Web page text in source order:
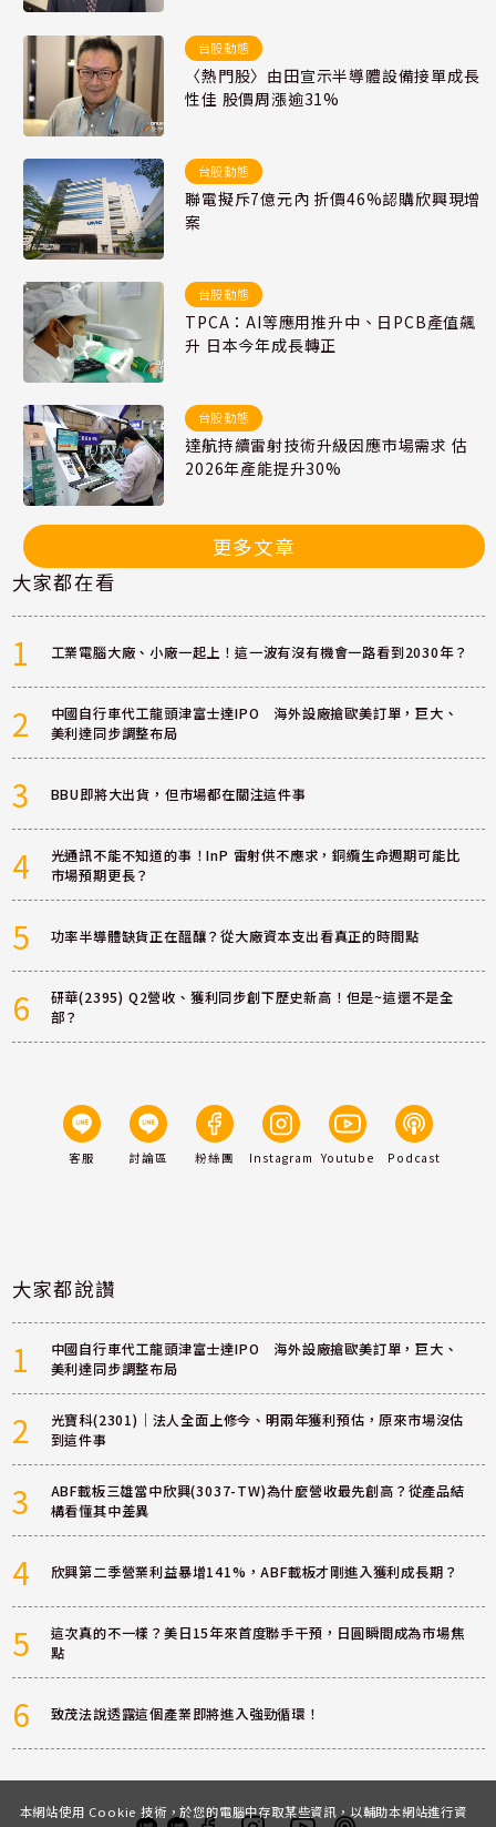
台股動態
〈熱門股〉由田宣示半導體設備接單成長
性佳 股價周漲逾31%
台股動態
聯電擬斥7億元內 折價46%認購欣興現增
案
台股動態
TPCA：AI等應用推升中、日PCB產值飆
升 日本今年成長轉正
台股動態
達航持續雷射技術升級因應市場需求 估
2026年產能提升30%
更多文章
大家都在看
1 工業電腦大廠、小廠一起上！這一波有沒有機會一路看到2030年？
2
中國自行車代工龍頭津富士達IPO 海外設廠搶歐美訂單，巨大、
美利達同步調整布局
3 BBU即將大出貨，但市場都在關注這件事
4
光通訊不能不知道的事！InP 雷射供不應求，銅纜生命週期可能比
市場預期更長？
5 功率半導體缺貨正在醞釀？從大廠資本支出看真正的時間點
6
研華(2395) Q2營收、獲利同步創下歷史新高！但是~這還不是全
部？
客服 討論區 粉絲團 Instagram Youtube Podcast
大家都說讚
1
中國自行車代工龍頭津富士達IPO 海外設廠搶歐美訂單，巨大、
美利達同步調整布局
2
光寶科(2301)｜法人全面上修今、明兩年獲利預估，原來市場沒估
到這件事
3
ABF載板三雄當中欣興(3037-TW)為什麼營收最先創高？從產品結
構看懂其中差異
4 欣興第二季營業利益暴增141%，ABF載板才剛進入獲利成長期？
5
這次真的不一樣？美日15年來首度聯手干預，日圓瞬間成為市場焦
點
6 致茂法說透露這個產業即將進入強勁循環！
本網站使用 Cookie 技術，於您的電腦中存取某些資訊，以輔助本網站進行資